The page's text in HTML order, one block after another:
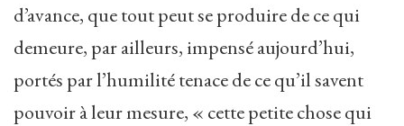
d’avance, que tout peut se produire de ce qui
demeure, par ailleurs, impensé aujourd’hui,
portés par l’humilité tenace de ce qu’il savent
pouvoir à leur mesure, « cette petite chose qui